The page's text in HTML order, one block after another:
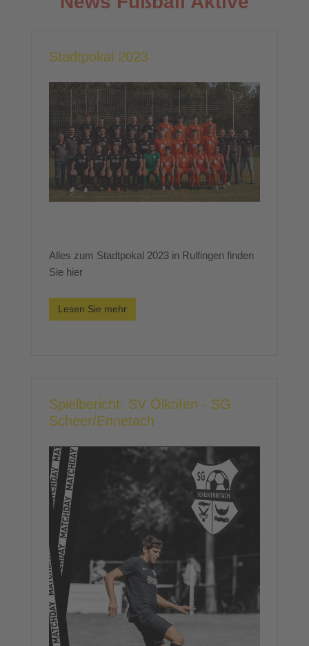
Stadtpokal 2023
Alles zum Stadtpokal 2023 in Rulfingen finden
Sie hier
Lesen Sie mehr
Spielbericht: SV Ölkofen - SG
Scheer/Ennetach